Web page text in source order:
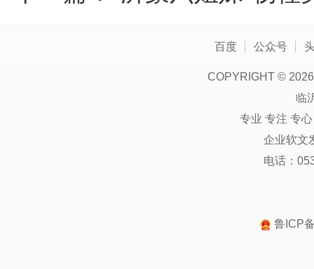
百度 ┊ 公众号 ┊
COPYRIGHT ©
临
专业 专注 专
企业软文
电话：
鲁ICP